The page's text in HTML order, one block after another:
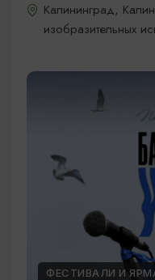
Калининград,
изобразительных
ФЕСТИВАЛИ И